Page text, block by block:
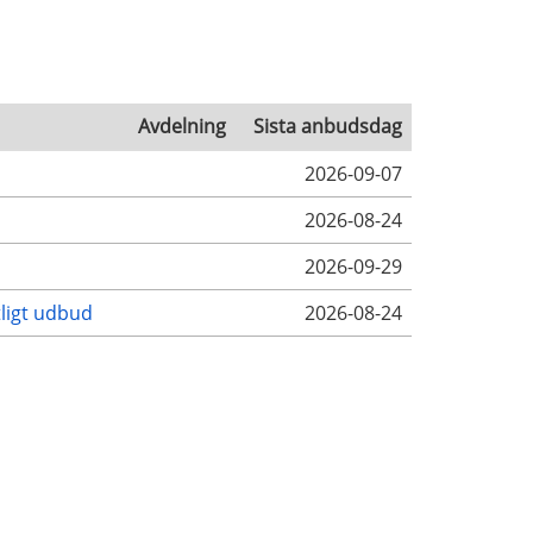
Avdelning
Sista anbudsdag
2026-09-07
2026-08-24
2026-09-29
udbud
2026-08-24